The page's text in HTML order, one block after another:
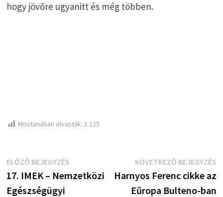
hogy jövőre ugyanitt és még többen.
Mostanában olvasták: 1 125
Bejegyzés
navigáció
ELŐZŐ BEJEGYZÉSElőző
bejegyzés:
17. IMEK – Nemzetközi
Egészségügyi
KÖVETKEZŐ BEJEGYZÉS
Harnyos Ferenc cikke az
Eŭropa Bulteno-ban